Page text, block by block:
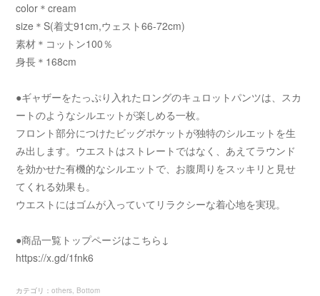
color＊cream
size＊S(着丈91cm,ウェスト66-72cm)
素材＊コットン100％
身長＊168cm
●ギャザーをたっぷり入れたロングのキュロットパンツは、スカ
ートのようなシルエットが楽しめる一枚。
フロント部分につけたビッグポケットが独特のシルエットを生
み出します。ウエストはストレートではなく、あえてラウンド
を効かせた有機的なシルエットで、お腹周りをスッキリと見せ
てくれる効果も。
ウエストにはゴムが入っていてリラクシーな着心地を実現。
●商品一覧トップページはこちら↓
https://x.gd/1fnk6
カテゴリ ：others Bottom